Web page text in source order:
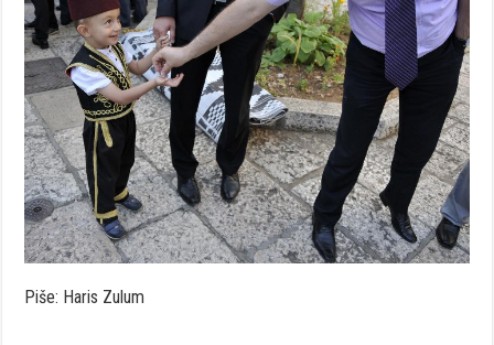
Piše: Haris Zulum